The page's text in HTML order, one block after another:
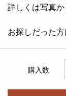
詳しくは写真か
お探しだった
購入数